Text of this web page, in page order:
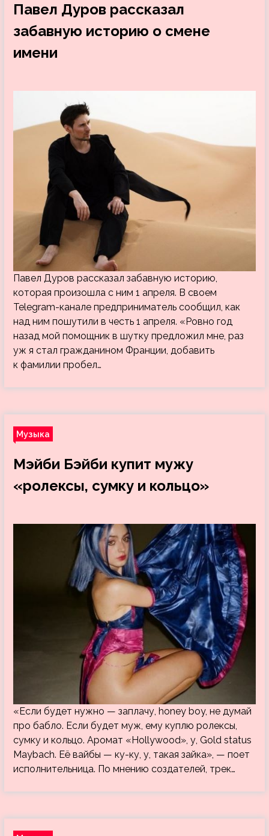
Павел Дуров рассказал
забавную историю о смене
имени
Павел Дуров рассказал забавную историю,
которая произошла с ним 1 апреля. В своем
Telegram-канале предприниматель сообщил, как
над ним пошутили в честь 1 апреля. «Ровно год
назад мой помощник в шутку предложил мне, раз
уж я стал гражданином Франции, добавить
к фамилии пробел…
Музыка
Мэйби Бэйби купит мужу
«ролексы, сумку и кольцо»
«Если будет нужно — заплачу, honey boy, не думай
про бабло. Если будет муж, ему куплю ролексы,
сумку и кольцо. Аромат «Hollywood», у, Gold status
Maybach. Её вайбы — ку-ку, у, такая зайка», — поет
исполнительница. По мнению создателей, трек…